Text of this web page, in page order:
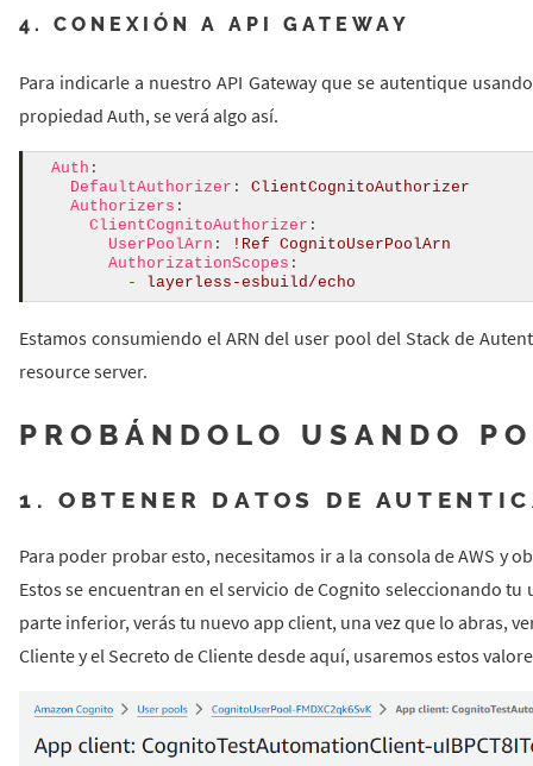
4. CONEXIÓN A API GATEWAY
Para indicarle a nuestro API Gateway que se autentique
propiedad Auth, se verá algo así.
Auth :
DefaultAuthorizer :
ClientCognitoAuthorizer
Authorizers :
ClientCognitoAuthorizer :
UserPoolArn : ! Ref CognitoUserPoolArn
AuthorizationScopes :
-
layerless-esbuild/echo
Estamos consumiendo el ARN del user pool del Stack de
resource server.
PROBÁNDOLO USANDO
1. OBTENER DATOS DE
Para poder probar esto, necesitamos ir a la consola de AWS y
Estos se encuentran en el servicio de Cognito seleccionando
parte inferior, verás tu nuevo app client, una vez que lo abras,
Cliente y el Secreto de Cliente desde aquí, usaremos estos